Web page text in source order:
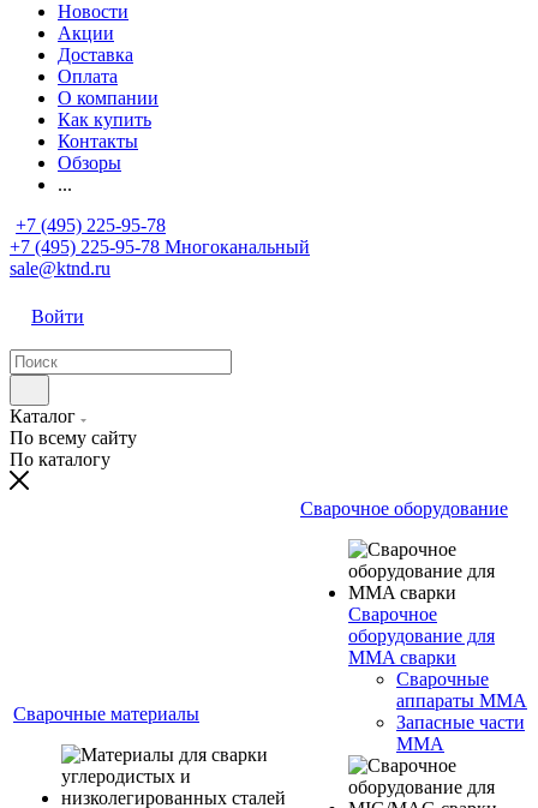
Новости
Акции
Доставка
Оплата
О компании
Как купить
Контакты
Обзоры
...
+7 (495) 225-95-78
+7 (495) 225-95-78 Многоканальный
sale@ktnd.ru
Войти
Каталог
По всему сайту
По каталогу
Сварочные материалы
Сварочное оборудование
Сварочное
оборудование для
MMA сварки
Сварочные
аппараты MMA
Запасные части
MMA